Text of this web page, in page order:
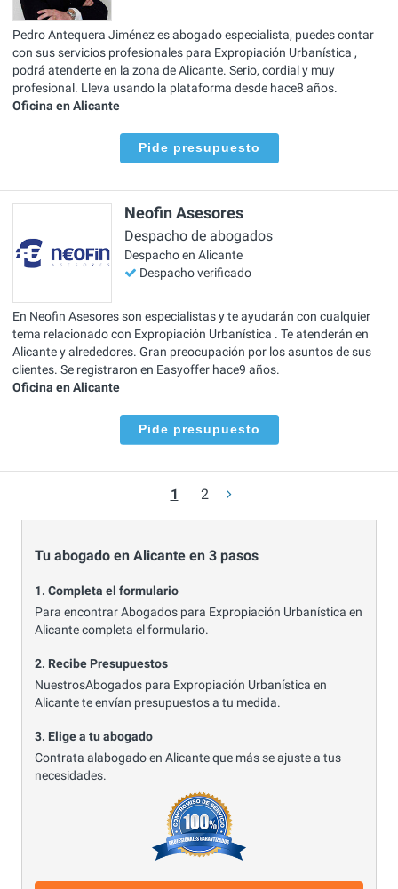
Pedro Antequera Jiménez es abogado especialista, puedes contar
con sus servicios profesionales para Expropiación Urbanística ,
podrá atenderte en la zona de Alicante. Serio, cordial y muy
profesional. Lleva usando la plataforma desde hace8 años.
Oficina en Alicante
Pide presupuesto
Neofin Asesores
Despacho de abogados
Despacho en Alicante
Despacho verificado
En Neofin Asesores son especialistas y te ayudarán con cualquier
tema relacionado con Expropiación Urbanística . Te atenderán en
Alicante y alrededores. Gran preocupación por los asuntos de sus
clientes. Se registraron en Easyoffer hace9 años.
Oficina en Alicante
Pide presupuesto
1 2
Tu abogado en Alicante en 3 pasos
1. Completa el formulario
Para encontrar Abogados para Expropiación Urbanística en
Alicante completa el formulario.
2. Recibe Presupuestos
NuestrosAbogados para Expropiación Urbanística en
Alicante te envían presupuestos a tu medida.
3. Elige a tu abogado
Contrata alabogado en Alicante que más se ajuste a tus
necesidades.